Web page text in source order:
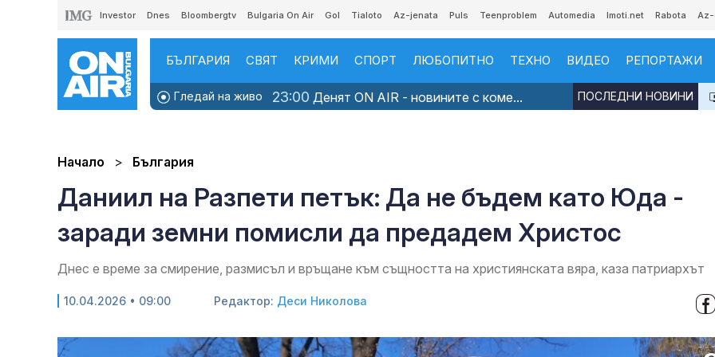
Investor Dnes Bloombergtv Bulgaria On Air Gol Tialoto Az-jenata Puls Teenproblem Automedia Imoti.net Rabota
БЪЛГАРИЯ СВЯТ КРИМИ СПОРТ ЛЮБОПИТНО ТЕХНО ВИДЕО РЕПОРТАЖИ
Гледай на живо 23:00 Денят ON AIR - новините с коме... ПОСЛЕДНИ НОВИНИ
Начало България
Даниил на Разпети петък: Да не бъдем като Юда -
заради земни помисли да предадем Христос
Днес е време за смирение, размисъл и връщане към същността на християнската вяра, каза патриархът
10.04.2026 • 09:00 Редактор: Деси Николова